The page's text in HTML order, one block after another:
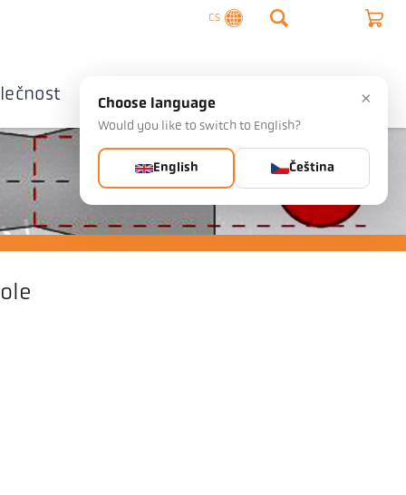
CS
Kontaktujte nás ×
Choose language
Would you like to switch to English?
English Čeština